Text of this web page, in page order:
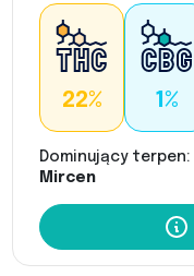
22% 1%
Dominujący terpen:
Mircen